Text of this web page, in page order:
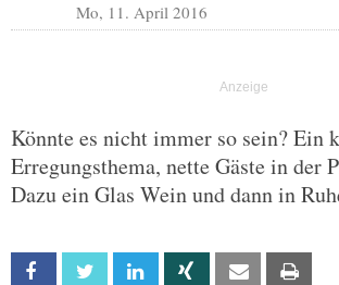
Mo, 11. April 2016
Könnte es nicht immer so sein? Ein
Erregungsthema, nette Gäste in der
Dazu ein Glas Wein und dann in
Facebook Twitter Linkedin Xing Email